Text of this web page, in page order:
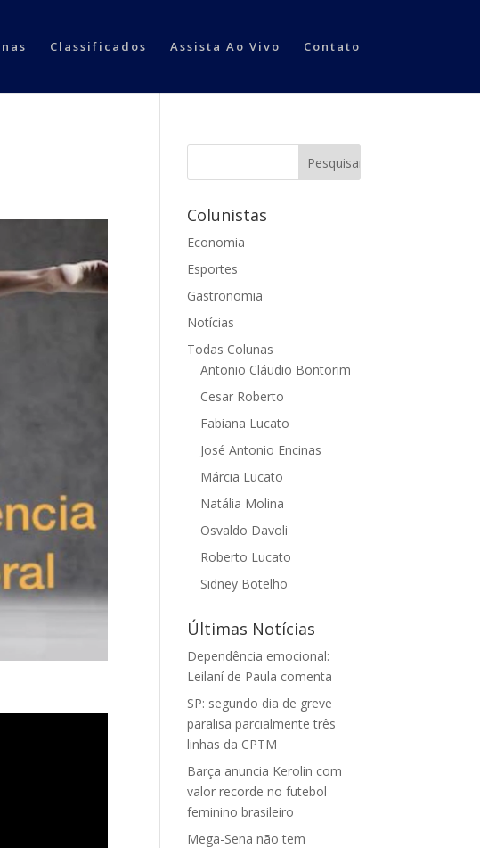
Classificados Assista Ao Vivo Contato
Colunistas
Economia
Esportes
Gastronomia
Notícias
Todas Colunas
Antonio Cláudio Bontorim
Cesar Roberto
Fabiana Lucato
José Antonio Encinas
Márcia Lucato
Natália Molina
Osvaldo Davoli
Roberto Lucato
Sidney Botelho
Últimas Notícias
Dependência emocional:
Leilaní de Paula comenta
SP: segundo dia de greve
paralisa parcialmente três
linhas da CPTM
Barça anuncia Kerolin com
valor recorde no futebol
feminino brasileiro
Mega-Sena não tem